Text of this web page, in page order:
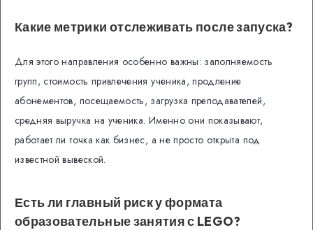
Какие метрики отслеживать после запуска?
Для этого направления особенно важны: заполняемость
групп, стоимость привлечения ученика, продление
абонементов, посещаемость, загрузка преподавателей,
средняя выручка на ученика. Именно они показывают,
работает ли точка как бизнес, а не просто открыта под
известной вывеской.
Есть ли главный риск у формата
образовательные занятия с LEGO?